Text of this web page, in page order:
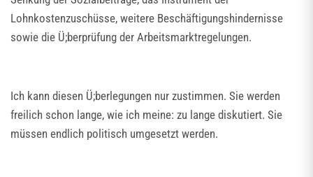
Lohnkostenzuschüsse, weitere Beschäftigungshindernisse
sowie die Ü;berprüfung der Arbeitsmarktregelungen.
Ich kann diesen Ü;berlegungen nur zustimmen. Sie werden
freilich schon lange, wie ich meine: zu lange diskutiert. Sie
müssen endlich politisch umgesetzt werden.